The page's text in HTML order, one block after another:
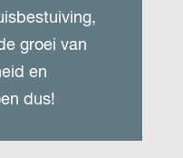
groei van
en
dus!